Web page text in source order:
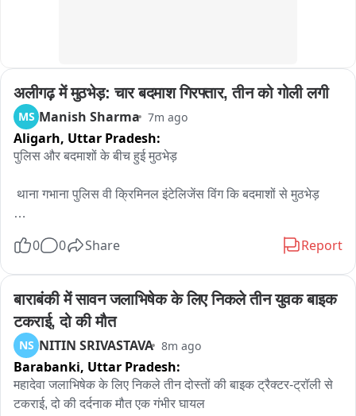
अलीगढ़ में मुठभेड़: चार बदमाश गिरफ्तार, तीन को गोली लगी
MS Manish Sharma 7m ago
Aligarh, Uttar Pradesh:
पुलिस और बदमाशों के बीच हुई मुठभेड़
थाना गभाना पुलिस वी क्रिमिनल इंटेलिजेंस विंग कि बदमाशों से मुठभेड़
टक्कर मार्कर भागने का किया प्रयास
पुलिस द्वारा पीछा करने पर बदमाशों ने पुलिस पर की फायरिंग
पुलिस की क्रॉस फायरिंग में तीन बदमाशों को लगी गोली
पुलिस ने चार अवैध तमंचे 10 जिंदा कारतूस एक छुरा सहित चार बदमाशों को
किया गिरफ्तार
0 0 Share Report
बाराबंकी में सावन जलाभिषेक के लिए निकले तीन युवक बाइक
टकराई, दो की मौत
NS NITIN SRIVASTAVA 8m ago
Barabanki, Uttar Pradesh:
महादेवा जलाभिषेक के लिए निकले तीन दोस्तों की बाइक ट्रैक्टर-ट्रॉली से
टकराई, दो की दर्दनाक मौत एक गंभीर घायल